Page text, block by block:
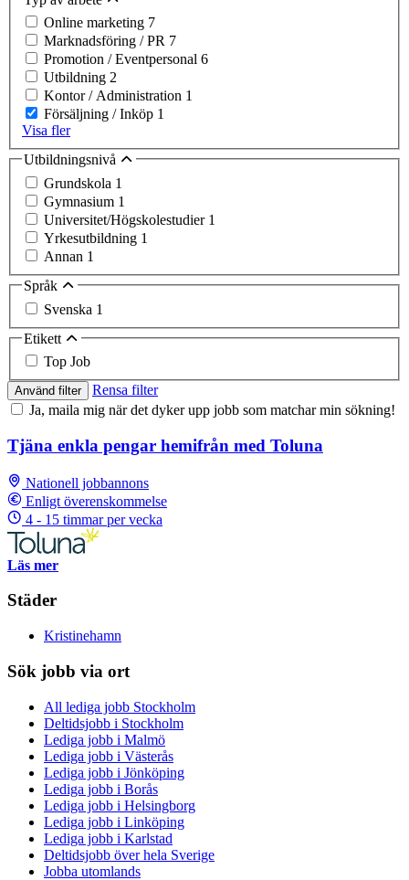
Online marketing 7
Marknadsföring / PR 7
Promotion / Eventpersonal 6
Utbildning 2
Kontor / Administration 1
Försäljning / Inköp 1
Visa fler
Utbildningsnivå
Grundskola 1
Gymnasium 1
Universitet/Högskolestudier 1
Yrkesutbildning 1
Annan 1
Språk
Svenska 1
Etikett
Top Job
Använd filter
Rensa filter
Ja, maila mig när det dyker upp jobb som matchar min sökning!
Tjäna enkla pengar hemifrån med Toluna
Nationell jobbannons
Enligt överenskommelse
4 - 15 timmar per vecka
Läs mer
Städer
Kristinehamn
Sök jobb via ort
All lediga jobb Stockholm
Deltidsjobb i Stockholm
Lediga jobb i Malmö
Lediga jobb i Västerås
Lediga jobb i Jönköping
Lediga jobb i Borås
Lediga jobb i Helsingborg
Lediga jobb i Linköping
Lediga jobb i Karlstad
Deltidsjobb över hela Sverige
Jobba utomlands